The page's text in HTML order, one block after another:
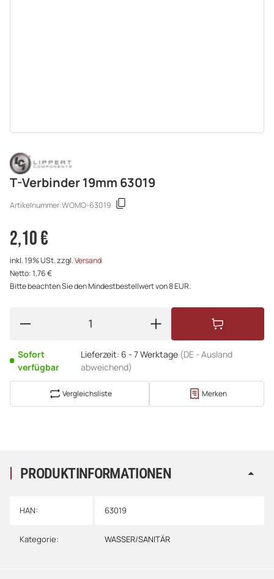
T-Verbinder 19mm 63019
Artikelnummer:WOMO-63019
2,10 €
inkl. 19% USt. zzgl.Versand
Netto: 1,76 €
Bitte beachten Sie den Mindestbestellwert von 8 EUR.
Sofort
verfügbar
Lieferzeit: 6 - 7 Werktage (DE - Ausland
abweichend)
Vergleichsliste Merken
PRODUKTINFORMATIONEN
HAN: 63019
Kategorie: WASSER/SANITÄR